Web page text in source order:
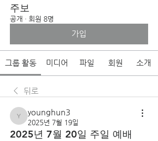
주보
공개 · 회원 8명
가입
그룹 활동 미디어 파일 회원 소개
뒤로
younghun3
younghun3
2025년 7월 19일
2025년 7월 20일 주일 예배